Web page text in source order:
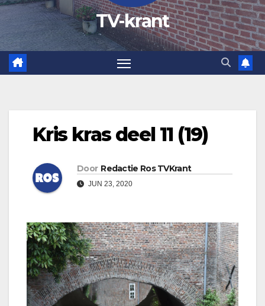
TV-krant
Kris kras deel 11 (19)
Door Redactie Ros TVKrant
JUN 23, 2020